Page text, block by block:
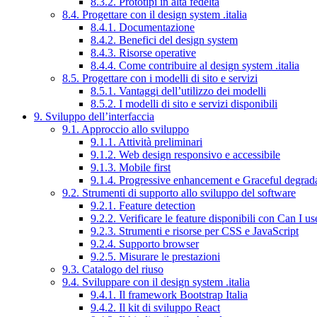
8.4. Progettare con il design system .italia
8.4.1. Documentazione
8.4.2. Benefici del design system
8.4.3. Risorse operative
8.4.4. Come contribuire al design system .italia
8.5. Progettare con i modelli di sito e servizi
8.5.1. Vantaggi dell’utilizzo dei modelli
8.5.2. I modelli di sito e servizi disponibili
9. Sviluppo dell’interfaccia
9.1. Approccio allo sviluppo
9.1.1. Attività preliminari
9.1.2. Web design responsivo e accessibile
9.1.3. Mobile first
9.1.4. Progressive enhancement e Graceful
9.2. Strumenti di supporto allo sviluppo del software
9.2.1. Feature detection
9.2.2. Verificare le feature disponibili con Can I
9.2.3. Strumenti e risorse per CSS e JavaScript
9.2.4. Supporto browser
9.2.5. Misurare le prestazioni
9.3. Catalogo del riuso
9.4. Sviluppare con il design system .italia
9.4.1. Il framework Bootstrap Italia
9.4.2. Il kit di sviluppo React